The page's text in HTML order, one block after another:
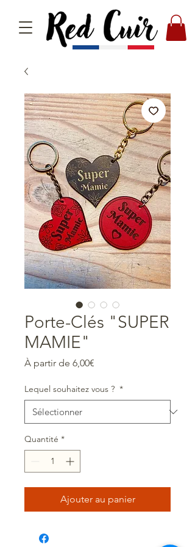
Porte-Clés "SUPER
MAMIE"
À partir de 6,00€
Lequel souhaitez vous ? *
Quantité *
Ajouter au panier